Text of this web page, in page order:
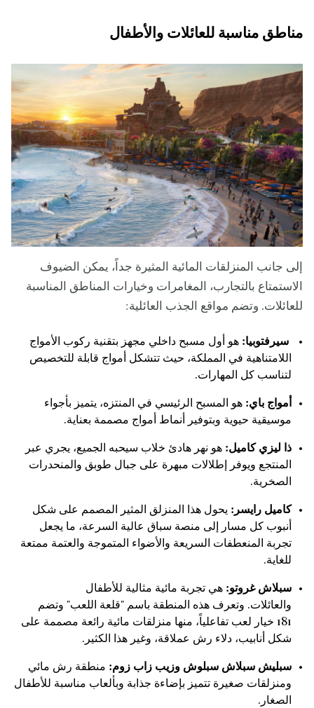
مناطق مناسبة للعائلات والأطفال
إلى جانب المنزلقات المائية المثيرة جداً، يمكن الضيوف
الاستمتاع بالتجارب، المغامرات وخيارات المناطق المناسبة
للعائلات. وتضم مواقع الجذب العائلية:
سيرفتوبيا: هو أول مسبح داخلي مجهز بتقنية ركوب الأمواج
اللامتناهية في المملكة، حيث تتشكل أمواج قابلة للتخصيص
لتناسب كل المهارات.
أمواج باي: هو المسبح الرئيسي في المنتزه، يتميز بأجواء
موسيقية حيوية وبتوفير أنماط أمواج مصممة بعناية.
ذا ليزي كاميل: هو نهر هادئ خلاب سيحبه الجميع، يجري عبر
المنتجع ويوفر إطلالات مبهرة على جبال طوبق والمنحدرات
الصخرية.
كاميل رايسر: يحول هذا المنزلق المثير المصمم على شكل
أنبوب كل مسار إلى منصة سباق عالية السرعة، ما يجعل
تجربة المنعطفات السريعة والأضواء المتموجة والعتمة ممتعة
للغاية.
سبلاش غروتو: هي تجربة مائية مثالية للأطفال
والعائلات. وتعرف هذه المنطقة باسم "قلعة اللعب" وتضم
181 خيار لعب تفاعلياً، منها منزلقات مائية رائعة مصممة على
شكل أنابيب، دلاء رش عملاقة، وغير هذا الكثير.
سبليش سبلاش سبلوش وزيب زاب زوم: منطقة رش مائي
ومنزلقات صغيرة تتميز بإضاءة جذابة وبألعاب مناسبة للأطفال
الصغار.